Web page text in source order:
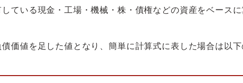
ている現金・工場・機械・株・債権などの資産をベース
価値を足した値となり、簡単に計算式に表した場合は以下